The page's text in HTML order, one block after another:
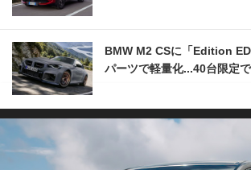
BMW M2 CSに「Edition
パーツで軽量化...40台限定